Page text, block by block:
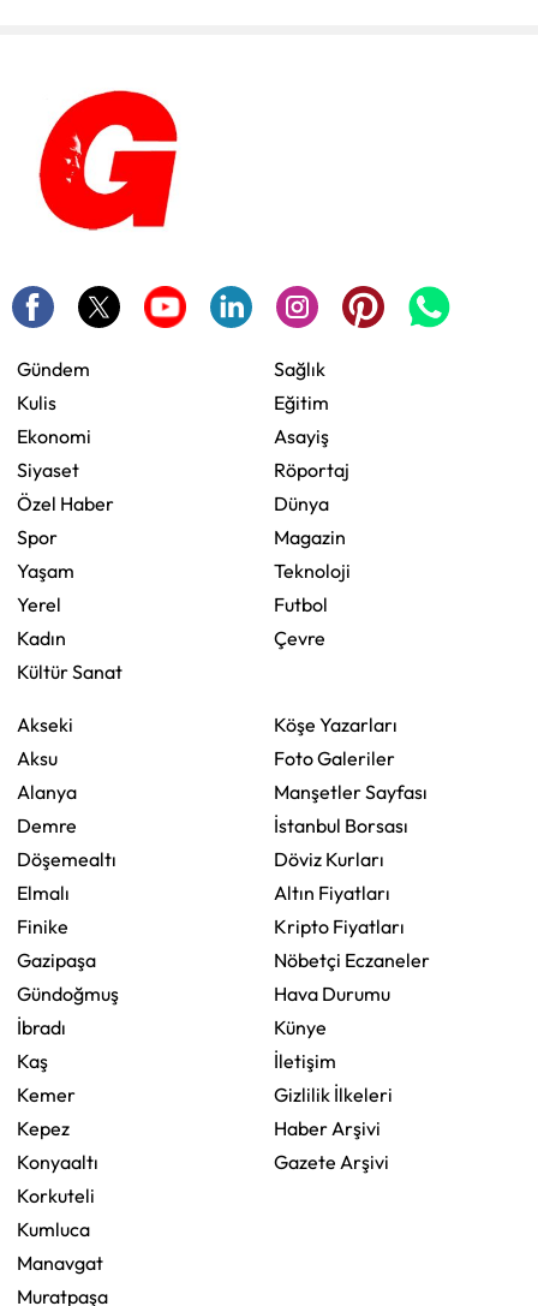
Gündem
Kulis
Ekonomi
Siyaset
Özel Haber
Spor
Yaşam
Yerel
Kadın
Kültür Sanat
Sağlık
Eğitim
Asayiş
Röportaj
Dünya
Magazin
Teknoloji
Futbol
Çevre
Akseki
Aksu
Alanya
Demre
Döşemealtı
Elmalı
Finike
Gazipaşa
Gündoğmuş
İbradı
Kaş
Kemer
Kepez
Konyaaltı
Korkuteli
Kumluca
Manavgat
Muratpaşa
Köşe Yazarları
Foto Galeriler
Manşetler Sayfası
İstanbul Borsası
Döviz Kurları
Altın Fiyatları
Kripto Fiyatları
Nöbetçi Eczaneler
Hava Durumu
Künye
İletişim
Gizlilik İlkeleri
Haber Arşivi
Gazete Arşivi